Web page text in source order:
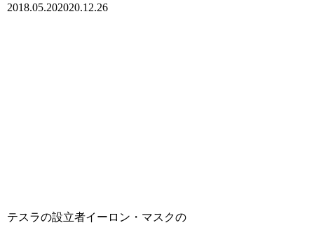
2018.05.202020.12.26
テスラの設立者イーロン・マスクの